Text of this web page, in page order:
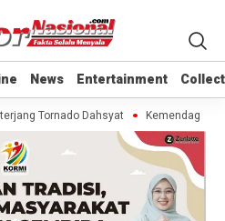
News Entertainment
News Entertainment
Tornado Dahsyat Kemendag Cabut